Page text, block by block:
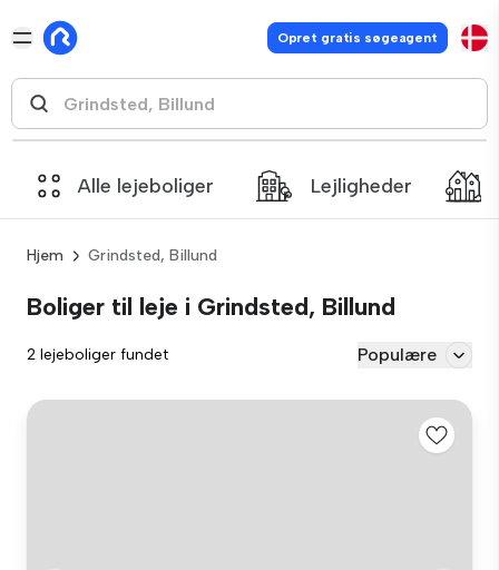
Opret gratis søgeagent
Alle lejeboliger Lejligheder
Hjem Grindsted, Billund
Boliger til leje i Grindsted, Billund
2 lejeboliger fundet Populære